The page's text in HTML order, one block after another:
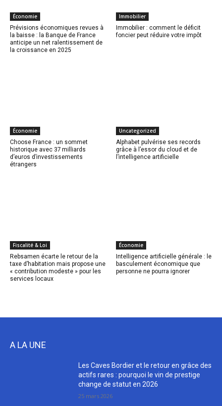
Économie
Prévisions économiques revues à
la baisse : la Banque de France
anticipe un net ralentissement de
la croissance en 2025
Immobilier
Immobilier : comment le déficit
foncier peut réduire votre impôt
Économie
Choose France : un sommet
historique avec 37 milliards
d’euros d’investissements
étrangers
Uncategorized
Alphabet pulvérise ses records
grâce à l’essor du cloud et de
l’intelligence artificielle
Fiscalité & Loi
Rebsamen écarte le retour de la
taxe d’habitation mais propose une
« contribution modeste » pour les
services locaux
Économie
Intelligence artificielle générale : le
basculement économique que
personne ne pourra ignorer
A LA UNE
Les Caves Bordier et le retour en grâce des
actifs rares : pourquoi le vin de prestige
change de statut en 2026
25 mars 2026